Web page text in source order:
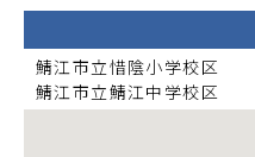
鯖江市立惜陰小学校区
鯖江市立鯖江中学校区